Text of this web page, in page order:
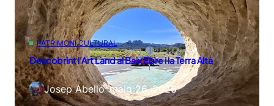
PATRIMONI CULTURAL
Descobrint l’Art Land al Baix Ebre i la Terra Alta
Josep Abelló–maig 26, 2026